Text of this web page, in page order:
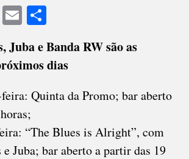
EmailShare
Juba e Banda RW são as
dias
Quinta da Promo; bar aberto
“The Blues is Alright”, com
Juba; bar aberto a partir das 19